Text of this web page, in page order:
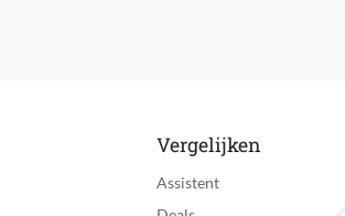
Vergelijken
Assistent